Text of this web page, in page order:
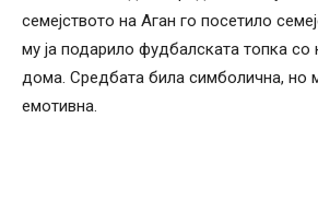
семејството на Аган го посетило
му ја подарило фудбалската топка со
дома. Средбата била симболична, но
емотивна.